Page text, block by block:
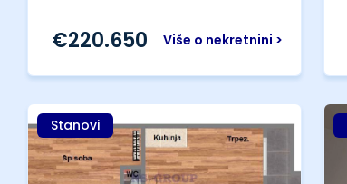
Više o nekretnini >
€220.650
Stanovi